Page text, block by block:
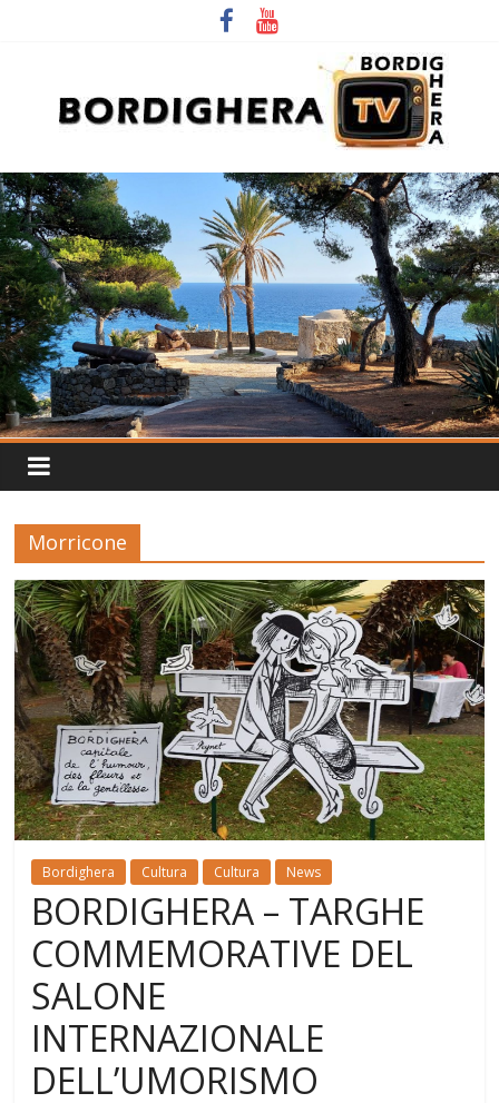
Morricone
Bordighera Cultura Cultura News
BORDIGHERA – TARGHE
COMMEMORATIVE DEL
SALONE
INTERNAZIONALE
DELL’UMORISMO